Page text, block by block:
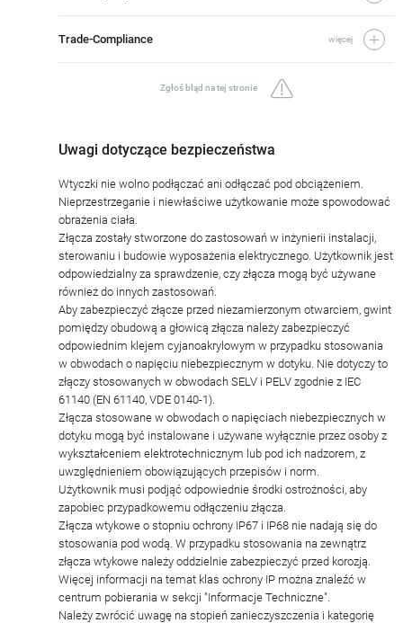
Trade-Compliance więcej
Zgłoś błąd na tej stronie
Uwagi dotyczące bezpieczeństwa
Wtyczki nie wolno podłączać ani odłączać pod obciążeniem.
Nieprzestrzeganie i niewłaściwe użytkowanie może spowodować
obrażenia ciała.
Złącza zostały stworzone do zastosowań w inżynierii instalacji,
sterowaniu i budowie wyposażenia elektrycznego. Użytkownik jest
odpowiedzialny za sprawdzenie, czy złącza mogą być używane
również do innych zastosowań.
Aby zabezpieczyć złącze przed niezamierzonym otwarciem, gwint
pomiędzy obudową a głowicą złącza należy zabezpieczyć
odpowiednim klejem cyjanoakrylowym w przypadku stosowania
w obwodach o napięciu niebezpiecznym w dotyku. Nie dotyczy to
złączy stosowanych w obwodach SELV i PELV zgodnie z IEC
61140 (EN 61140, VDE 0140-1).
Złącza stosowane w obwodach o napięciach niebezpiecznych w
dotyku mogą być instalowane i używane wyłącznie przez osoby z
wykształceniem elektrotechnicznym lub pod ich nadzorem, z
uwzględnieniem obowiązujących przepisów i norm.
Użytkownik musi podjąć odpowiednie środki ostrożności, aby
zapobiec przypadkowemu odłączeniu złącza.
Złącza wtykowe o stopniu ochrony IP67 i IP68 nie nadają się do
stosowania pod wodą. W przypadku stosowania na zewnątrz
złącza wtykowe należy oddzielnie zabezpieczyć przed korozją.
Więcej informacji na temat klas ochrony IP można znaleźć w
centrum pobierania w sekcji "Informacje Techniczne".
Należy zwrócić uwagę na stopień zanieczyszczenia i kategorię